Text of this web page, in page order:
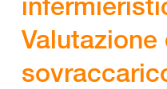
Valutazione